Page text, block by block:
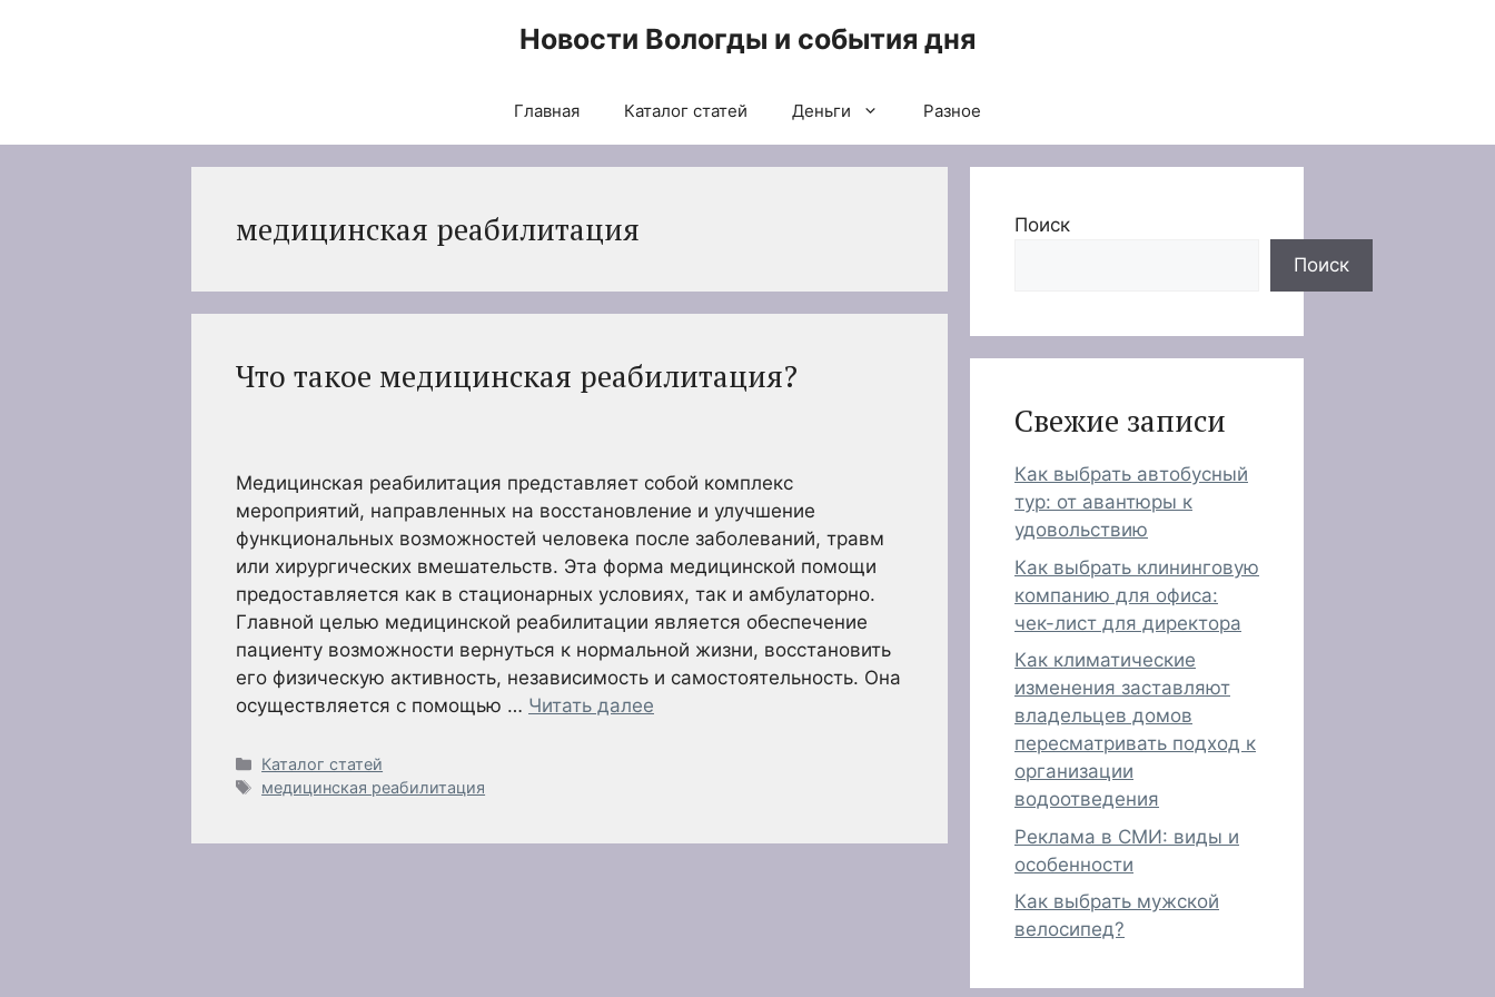
Новости Вологды и события дня
Главная Каталог статей Деньги Разное
медицинская реабилитация
Что такое медицинская реабилитация?
Медицинская реабилитация представляет собой комплекс
мероприятий, направленных на восстановление и улучшение
функциональных возможностей человека после заболеваний, травм
или хирургических вмешательств. Эта форма медицинской помощи
предоставляется как в стационарных условиях, так и амбулаторно.
Главной целью медицинской реабилитации является обеспечение
пациенту возможности вернуться к нормальной жизни, восстановить
его физическую активность, независимость и самостоятельность. Она
осуществляется с помощью … Читать далее
Рубрики
Каталог статей
Метки
медицинская реабилитация
Поиск
Поиск
Свежие записи
Как выбрать автобусный
тур: от авантюры к
удовольствию
Как выбрать клининговую
компанию для офиса:
чек-лист для директора
Как климатические
изменения заставляют
владельцев домов
пересматривать подход к
организации
водоотведения
Реклама в СМИ: виды и
особенности
Как выбрать мужской
велосипед?